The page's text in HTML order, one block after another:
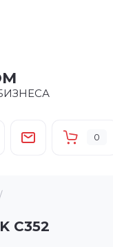
0
/
C352